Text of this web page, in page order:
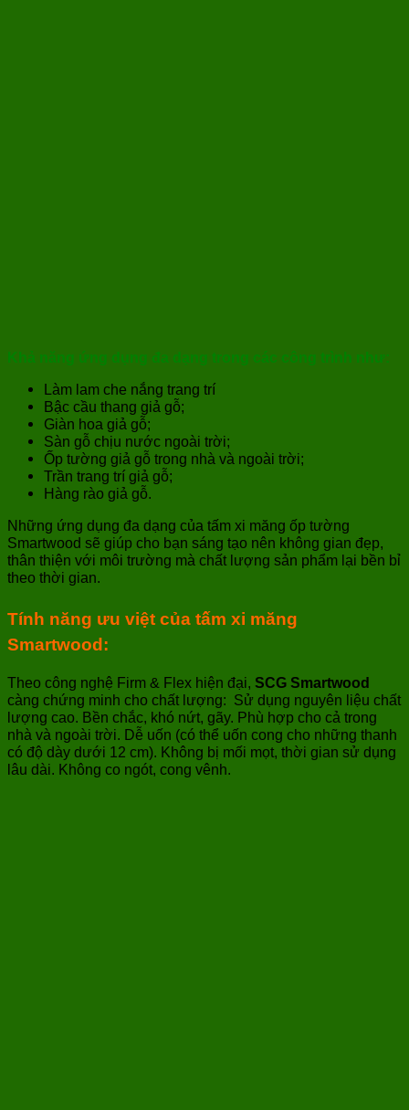
Khả năng ứng dụng đa dạng trong các công trình như:
Làm lam che nắng trang trí
Bậc cầu thang giả gỗ;
Giàn hoa giả gỗ;
Sàn gỗ chịu nước ngoài trời;
Ốp tường giả gỗ trong nhà và ngoài trời;
Trần trang trí giả gỗ;
Hàng rào giả gỗ.
Những ứng dụng đa dạng của tấm xi măng ốp tường
Smartwood sẽ giúp cho bạn sáng tạo nên không gian đẹp,
thân thiện với môi trường mà chất lượng sản phẩm lại bền bỉ
theo thời gian.
Tính năng ưu việt của tấm xi măng
Smartwood :
Theo công nghệ Firm & Flex hiện đại, SCG Smartwood
càng chứng minh cho chất lượng: Sử dụng nguyên liệu chất
lượng cao. Bền chắc, khó nứt, gãy. Phù hợp cho cả trong
nhà và ngoài trời. Dễ uốn (có thể uốn cong cho những thanh
có độ dày dưới 12 cm). Không bị mối mọt, thời gian sử dụng
lâu dài. Không co ngót, cong vênh.